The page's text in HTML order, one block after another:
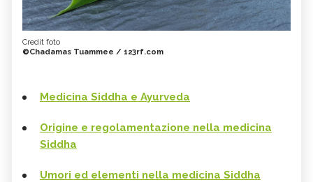
Credit foto
©Chadamas Tuammee / 123rf.com
Medicina Siddha e Ayurveda
Origine e regolamentazione nella medicina
Siddha
Umori ed elementi nella medicina Siddha